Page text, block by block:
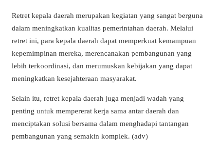
Retret kepala daerah merupakan kegiatan yang sangat berguna
dalam meningkatkan kualitas pemerintahan daerah. Melalui
retret ini, para kepala daerah dapat memperkuat kemampuan
kepemimpinan mereka, merencanakan pembangunan yang
lebih terkoordinasi, dan merumuskan kebijakan yang dapat
meningkatkan kesejahteraan masyarakat.
Selain itu, retret kepala daerah juga menjadi wadah yang
penting untuk mempererat kerja sama antar daerah dan
menciptakan solusi bersama dalam menghadapi tantangan
pembangunan yang semakin komplek. (adv)